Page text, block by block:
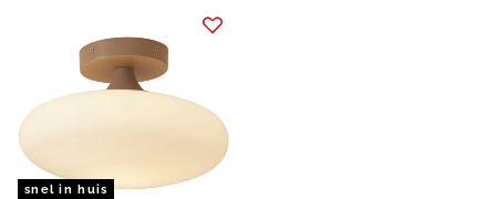
snel in huis